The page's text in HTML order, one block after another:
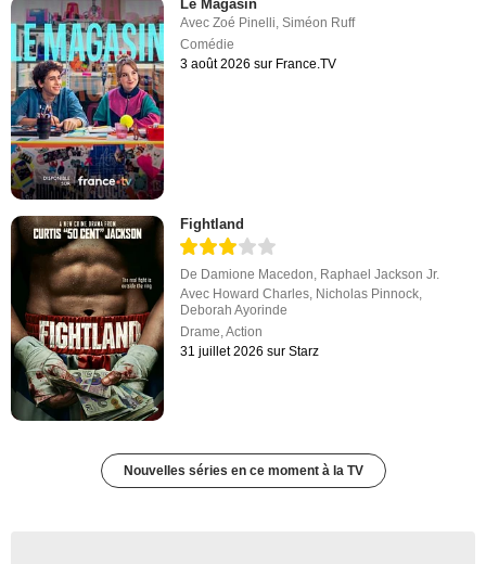
Le Magasin
AvecZoé Pinelli,Siméon Ruff
Comédie
3 août 2026 sur France.TV
Fightland
De Damione Macedon, Raphael Jackson Jr.
Avec Howard Charles, Nicholas Pinnock,
Deborah Ayorinde
Drame,Action
31 juillet 2026 sur Starz
Nouvelles séries en ce moment à la TV